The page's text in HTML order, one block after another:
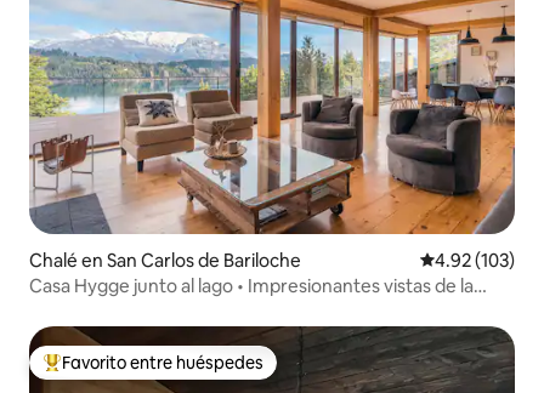
Chalé en San Carlos de Bariloche Calificación
4.92 (103)
Casa Hygge junto al lago • Impresionantes vistas de la
Favorito entre huéspedes preferido
Favorito entre huéspedes